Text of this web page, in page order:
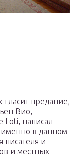
предание,
Вио,
Loti, написал
именно в данном
писателя и
и местных